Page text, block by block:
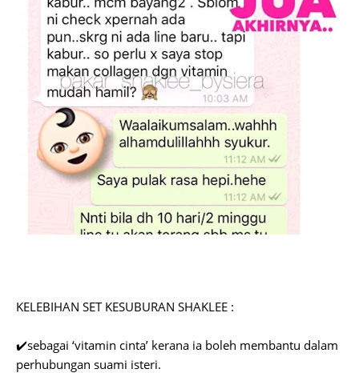
KELEBIHAN SET KESUBURAN SHAKLEE :
✔️sebagai ‘vitamin cinta’ kerana ia boleh membantu dalam
perhubungan suami isteri.